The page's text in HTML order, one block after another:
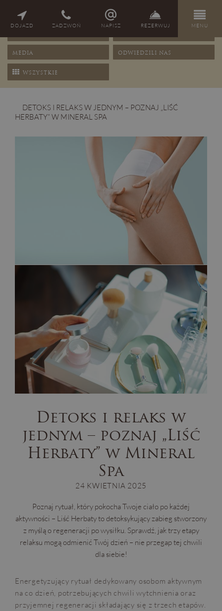
DOJAZD ZADZWOŃ NAPISZ REZERWUJ MENU
NAGRODY
MEDIA ODWIEDZILI NAS
WSZYSTKIE
DETOKS I RELAKS W JEDNYM – POZNAJ „LIŚĆ
HERBATY” W MINERAL SPA
Detoks i relaks w
jednym – poznaj „Liść
Herbaty” w Mineral
Spa
24 KWIETNIA 2025
Poznaj rytuał, który pokocha Twoje ciało po każdej
aktywności – Liść Herbaty to detoksykujący zabieg stworzony
z myślą o regeneracji po wysiłku. Sprawdź, jak trzy etapy
relaksu mogą odmienić Twój dzień – nie przegap tej chwili
dla siebie!
Energetyzujący rytuał dedykowany osobom aktywnym
na co dzień, potrzebujących chwili wytchnienia oraz
przyjemnej regeneracji składający się z trzech etapów.